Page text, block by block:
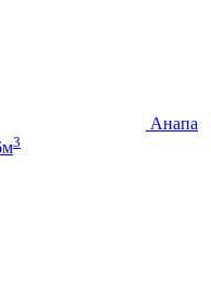
Анапа
3